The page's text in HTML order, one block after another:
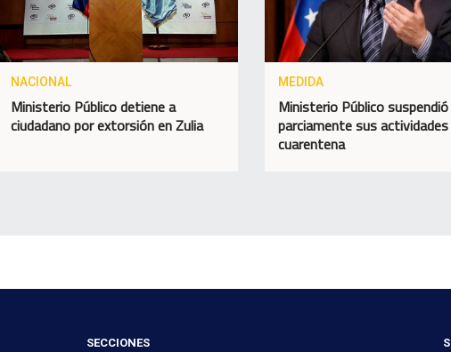
NACIONAL
Ministerio Público detiene a
ciudadano por extorsión en Zulia
MEDIDA
Ministerio Público suspendió
parciamente sus
cuarentena
SECCIONES